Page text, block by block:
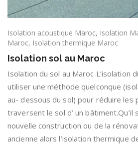
Isolation acoustique Maroc, Isolation
Maroc, Isolation thermique Maroc
Isolation sol au Maroc
Isolation du sol au Maroc L’isolation
utiliser une méthode quelconque
au- dessous du sol) pour réduire les
traversent le sol d’ un bâtiment.Qu’il
nouvelle construction ou de la
ancienne alors l’isolation thermique